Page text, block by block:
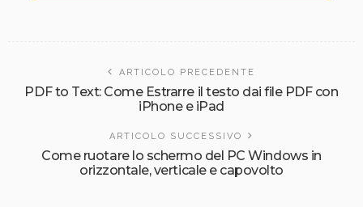
ARTICOLO PRECEDENTE
PDF to Text: Come Estrarre il testo dai file PDF con
iPhone e iPad
ARTICOLO SUCCESSIVO
Come ruotare lo schermo del PC Windows in
orizzontale, verticale e capovolto